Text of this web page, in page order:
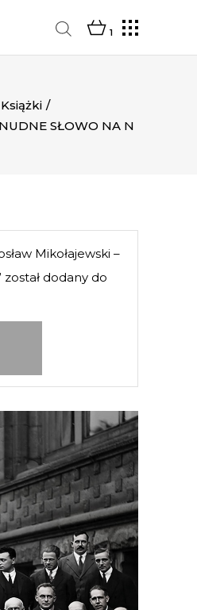
1
Książki /
NUDNE SŁOWO NA N
Mikołajewski –
został dodany do